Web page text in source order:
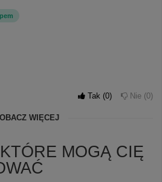
Tak 0 Nie 0
WIĘCEJ
MOGĄ CIĘ